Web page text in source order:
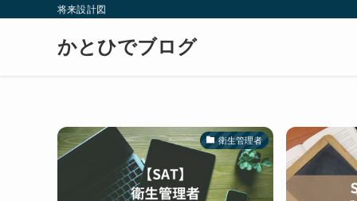
将来設計図
かとひでブログ
衛生管理者